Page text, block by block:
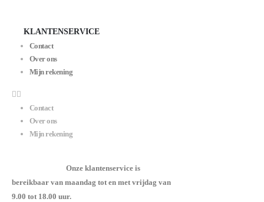
KLANTENSERVICE
Contact
Over ons
Mijn rekening
Contact
Over ons
Mijn rekening
Onze klantenservice is
bereikbaar van maandag tot en met vrijdag van
9.00 tot 18.00 uur.